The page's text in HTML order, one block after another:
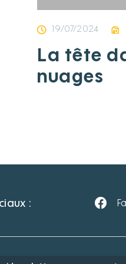
19/07/2024
La tête
nuages
: